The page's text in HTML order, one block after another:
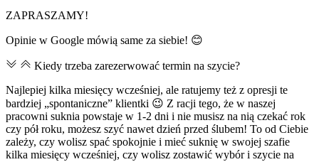
ZAPRASZAMY!
Opinie w Google mówią same za siebie! 😊
Kiedy trzeba zarezerwować termin na szycie?
Najlepiej kilka miesięcy wcześniej, ale ratujemy też z opresji te
bardziej „spontaniczne” klientki 😉 Z racji tego, że w naszej
pracowni suknia powstaje w 1-2 dni i nie musisz na nią czekać rok
czy pół roku, możesz szyć nawet dzień przed ślubem! To od Ciebie
zależy, czy wolisz spać spokojnie i mieć suknię w swojej szafie
kilka miesięcy wcześniej, czy wolisz zostawić wybór i szycie na